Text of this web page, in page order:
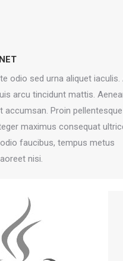
odio sed urna aliquet iaculis.
arcu tincidunt mattis.
accumsan. Proin
maximus consequat
faucibus, tempus metus
nisi.